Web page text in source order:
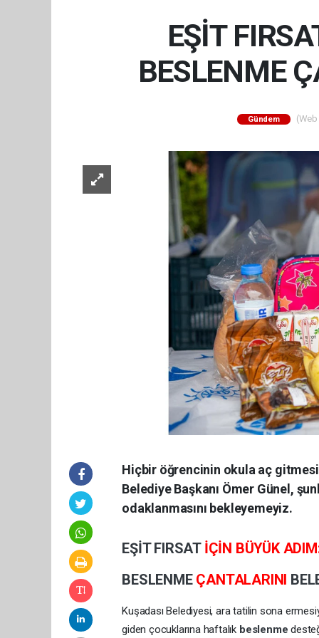
EŞİT
BESLENME
Gündem
Hiçbir öğrencinin okula aç
Belediye Başkanı Ömer Günel,
odaklanmasını bekleyemeyiz.
EŞİT FIRSAT İÇİN BÜYÜK
BESLENME ÇANTALARINI
Kuşadası Belediyesi, ara tatilin sona
giden çocuklarına haftalık beslenme